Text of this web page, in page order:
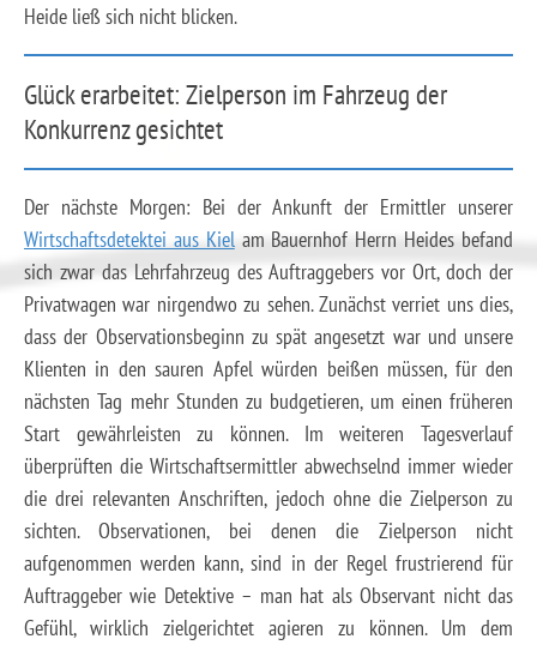
Heide ließ sich nicht blicken.
Glück erarbeitet: Zielperson im Fahrzeug der
Konkurrenz gesichtet
Der nächste Morgen: Bei der Ankunft der Ermittler unserer
Wirtschaftsdetektei aus Kielam Bauernhof Herrn Heides befand
sich zwar das Lehrfahrzeug des Auftraggebers vor Ort, doch der
Privatwagen war nirgendwo zu sehen. Zunächst verriet uns dies,
dass der Observationsbeginn zu spät angesetzt war und unsere
Klienten in den sauren Apfel würden beißen müssen, für den
nächsten Tag mehr Stunden zu budgetieren, um einen früheren
Start gewährleisten zu können. Im weiteren Tagesverlauf
überprüften die Wirtschaftsermittler abwechselnd immer wieder
die drei relevanten Anschriften, jedoch ohne die Zielperson zu
sichten. Observationen, bei denen die Zielperson nicht
aufgenommen werden kann, sind in der Regel frustrierend für
Auftraggeber wie Detektive – man hat als Observant nicht das
Gefühl, wirklich zielgerichtet agieren zu können. Um dem